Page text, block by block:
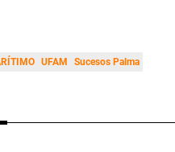
UFAM Sucesos Palma